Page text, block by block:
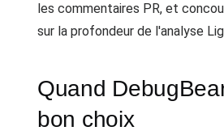
les commentaires PR, et
sur la profondeur de l'analyse
Quand
bon choix